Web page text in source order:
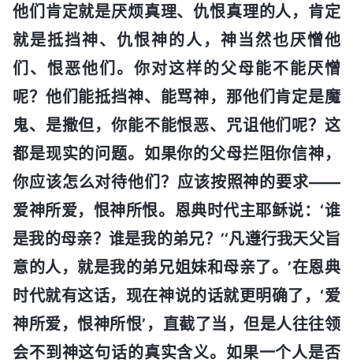
他们肯定就是厌烦真理、仇恨真理的人，肯定
就是抵挡神、仇恨神的人，神当然也厌憎他
们、恨恶他们。你对这样的父母能不能厌憎
呢？他们能抵挡神、能骂神，那他们肯定是魔
鬼、是撒但，你能不能恨恶、咒诅他们呢？这
都是现实的问题。如果你的父母拦阻你信神，
你应该怎么对待他们？应该按照神的要求——
爱神所爱，恨神所恨。恩典时代主耶稣说：‘谁
是我的母亲？谁是我的弟兄？’‘凡遵行我天父旨
意的人，就是我的弟兄姐妹和母亲了。’在恩典
时代就有这话，现在神说的话就更明确了，‘爱
神所爱，恨神所恨’，直截了当，但是人往往领
会不到神这句话的真实含义。如果一个人是否